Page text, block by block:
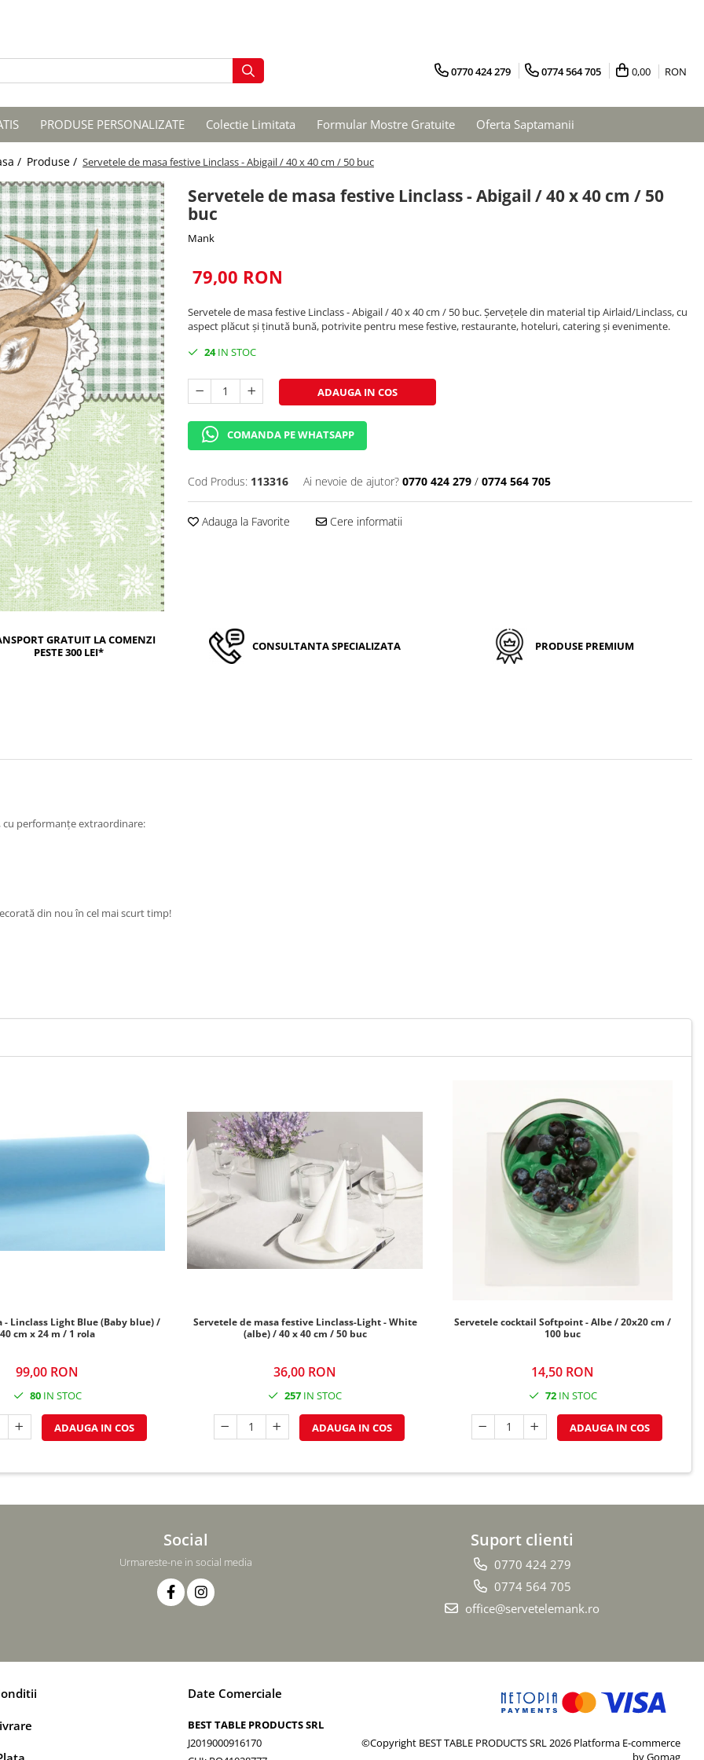
0770 424 279 0774 564 705 0,00 RON
PRODUSE PERSONALIZATE Colectie Limitata Formular Mostre Gratuite Oferta Saptamanii
/ Produse / Servetele de masa festive Linclass - Abigail / 40 x 40 cm / 50 buc
Servetele de masa festive Linclass - Abigail / 40 x 40 cm / 50
buc
Mank
79,00 RON
Servetele de masa festive Linclass - Abigail / 40 x 40 cm / 50 buc. Șervețele din material tip Airlaid/Linclass, cu
aspect plăcut și ținută bună, potrivite pentru mese festive, restaurante, hoteluri, catering și evenimente.
24IN STOC
ADAUGA IN COS
COMANDA PE WHATSAPP
Cod Produs: 113316 Ai nevoie de ajutor? 0770 424 279 / 0774 564 705
Adauga la Favorite Cere informatii
GRATUIT LA COMENZI
PESTE 300 LEI*
CONSULTANTA SPECIALIZATA PRODUSE PREMIUM
cu performanțe extraordinare:
din nou în cel mai scurt timp!
- Linclass Light Blue (Baby blue) /
40 cm x 24 m / 1 rola
99,00 RON
80IN STOC
ADAUGA IN COS
Servetele de masa festive Linclass-Light - White
(albe) / 40 x 40 cm / 50 buc
36,00 RON
257 IN STOC
ADAUGA IN COS
Servetele cocktail Softpoint - Albe / 20x20 cm /
100 buc
14,50 RON
72IN STOC
ADAUGA IN COS
Social
Urmareste-ne in social media
Suport clienti
0770 424 279
0774 564 705
office@servetelemank.ro
Date Comerciale
BEST TABLE PRODUCTS SRL
J2019000916170
©Copyright BEST TABLE PRODUCTS SRL 2026 Platforma E-commerce
by Gomag